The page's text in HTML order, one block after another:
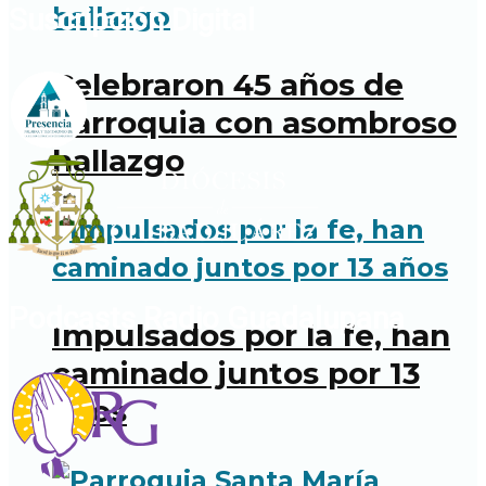
Celebraron 45 años de
parroquia con asombroso
hallazgo
Impulsados por la fe, han
caminado juntos por 13
años
Suscripción Digital
Podcasts Radio Guadalupana